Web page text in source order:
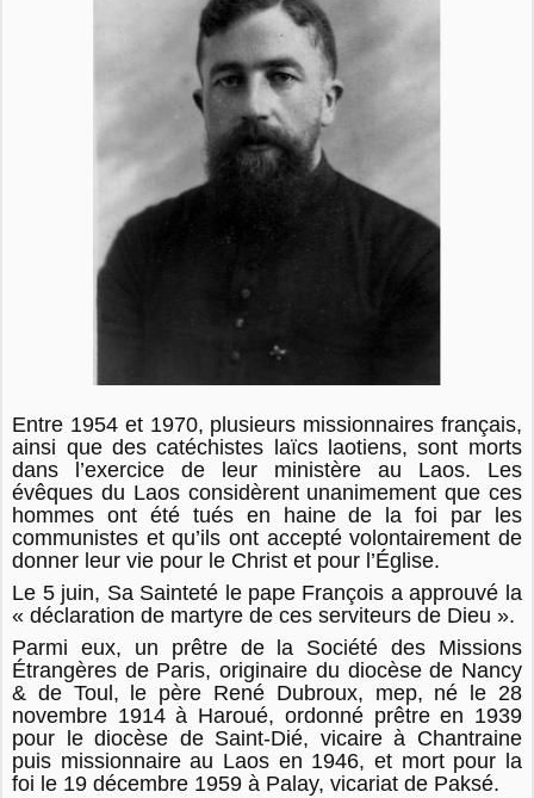
Entre 1954 et 1970, plusieurs missionnaires français,
ainsi que des catéchistes laïcs laotiens, sont morts
dans l’exercice de leur ministère au Laos. Les
évêques du Laos considèrent unanimement que ces
hommes ont été tués en haine de la foi par les
communistes et qu’ils ont accepté volontairement de
donner leur vie pour le Christ et pour l’Église.
Le 5 juin, Sa Sainteté le pape François a approuvé la
« déclaration de martyre de ces serviteurs de Dieu ».
Parmi eux, un prêtre de la Société des Missions
Étrangères de Paris, originaire du diocèse de Nancy
& de Toul, le père René Dubroux, mep, né le 28
novembre 1914 à Haroué, ordonné prêtre en 1939
pour le diocèse de Saint-Dié, vicaire à Chantraine
puis missionnaire au Laos en 1946, et mort pour la
foi le 19 décembre 1959 à Palay, vicariat de Paksé.